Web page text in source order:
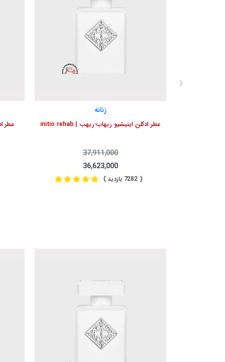
زنانه
عطر ادکلن اینیشیو ریهاب-ریهب | initio rehab
37,911,000
36,623,000
( 7282 بازدید )
›